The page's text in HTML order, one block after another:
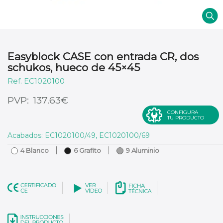
Easyblock CASE con entrada CR, dos
schukos, hueco de 45×45
137.63€
EC1020100
CONFIGURA
TU PRODUCTO
Acabados: EC1020100/49, EC1020100/69
4 Blanco 6 Grafito 9 Aluminio